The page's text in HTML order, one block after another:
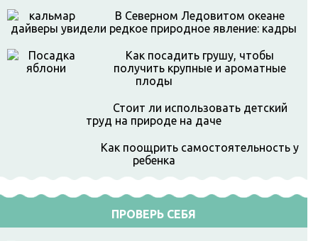
В Северном Ледовитом океане
дайверы увидели редкое природное явление: кадры
Как посадить грушу, чтобы
получить крупные и ароматные
плоды
Стоит ли использовать детский
труд на природе на даче
Как поощрить самостоятельность у
ребенка
ПРОВЕРЬ СЕБЯ